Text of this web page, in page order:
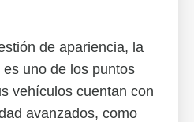
de apariencia, la
uno de los puntos
vehículos cuentan con
avanzados, como